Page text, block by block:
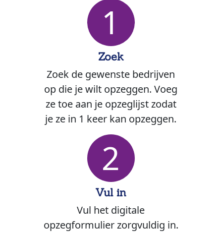
1
Zoek
Zoek de gewenste bedrijven
op die je wilt opzeggen. Voeg
ze toe aan je opzeglijst zodat
je ze in 1 keer kan opzeggen.
2
Vul in
Vul het digitale
opzegformulier zorgvuldig in.